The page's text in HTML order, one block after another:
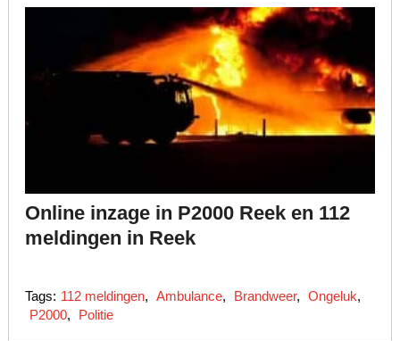
Online inzage in P2000 Reek en 112
meldingen in Reek
Tags: 112 meldingen, Ambulance, Brandweer, Ongeluk,
P2000, Politie